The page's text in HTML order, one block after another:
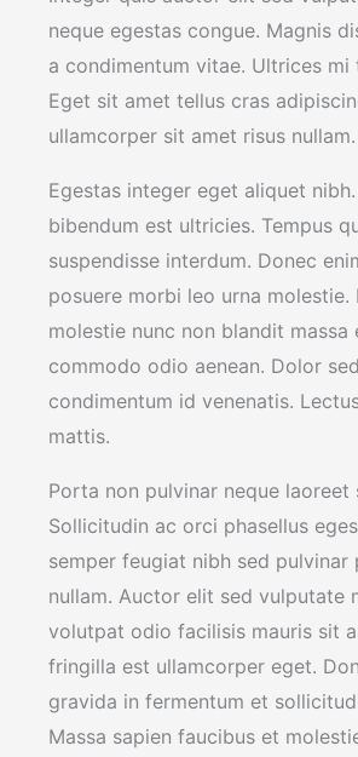
neque egestas congue. Magnis
a condimentum vitae. Ultrices
Eget sit amet tellus cras
ullamcorper sit amet risus
Egestas integer eget aliquet
bibendum est ultricies. Tempus
suspendisse interdum. Donec
posuere morbi leo urna
molestie nunc non blandit
commodo odio aenean. Dolor
condimentum id venenatis.
mattis.
Porta non pulvinar neque laoreet
Sollicitudin ac orci phasellus
semper feugiat nibh sed
nullam. Auctor elit sed vulputate
volutpat odio facilisis mauris sit
fringilla est ullamcorper eget.
gravida in fermentum et
Massa sapien faucibus et